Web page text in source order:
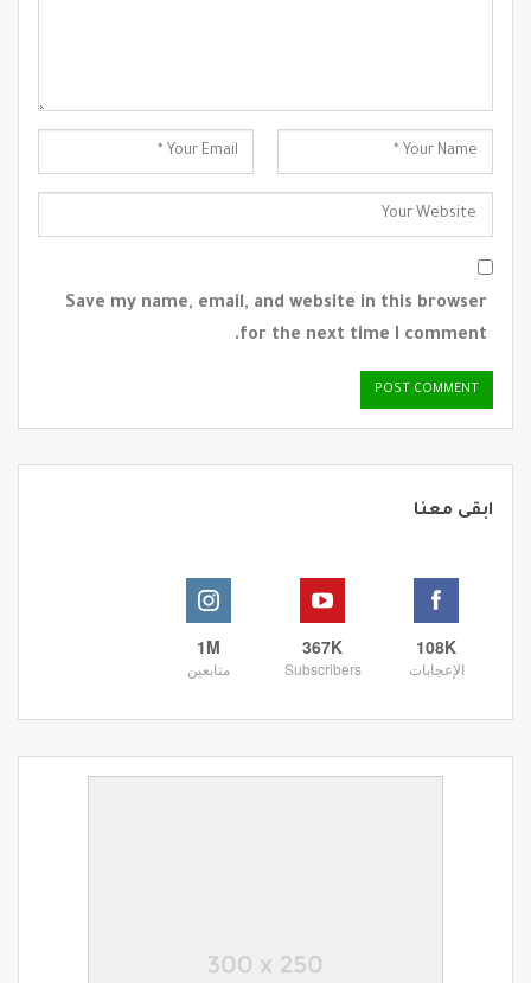
Save my name, email, and website in this browser
for the next time I comment.
ابقى معنا
108K
الإعجابات
367K
Subscribers
1M
متابعين